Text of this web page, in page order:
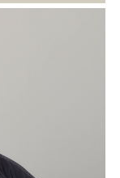
ønsker at
viden om
at deltagerne har
praktisk og
kræver
fra